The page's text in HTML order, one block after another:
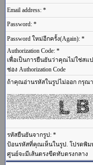
Email address: *
Password: *
Password ใหม่อีกครั้ง(Again): *
Authorization Code: *
เพื่อเป็นการยืนยันว่าคุณไม่ใช่ส
ช่อง Authorization Code
ถ้าคุณอ่านรหัสในรูปไม่ออก กรุณ
รหัสยืนยันจากรูป: *
ป้อนรหัสที่คุณเห็นในรูป. โปรดพิม
ศูนย์จะมีเส้นตรงขีดทับตรงกลาง